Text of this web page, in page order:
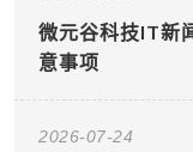
微元谷科技IT新
意事项
2026-07-24